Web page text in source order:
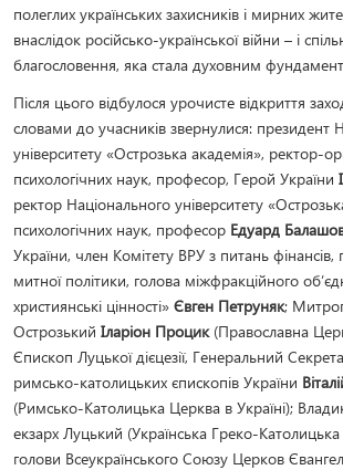
полеглих українських захисників і мирних
внаслідок російсько-української війни – і
благословення, яка стала духовним
Після цього відбулося урочисте відкриття
словами до учасників звернулися: президент
університету «Острозька академія», ректор-
психологічних наук, професор, Герой України
ректор Національного університету
психологічних наук, професор Едуард
України, член Комітету ВРУ з питань фінансів,
митної політики, голова міжфракційного
християнські цінності» Євген Петруняк;
Острозький Іларіон Процик(Православна
Єпископ Луцької дієцезії, Генеральний
римсько-католицьких єпископів України
(Римсько-Католицька Церква в Україні);
екзарх Луцький (Українська Греко-
голови Всеукраїнського Союзу Церков